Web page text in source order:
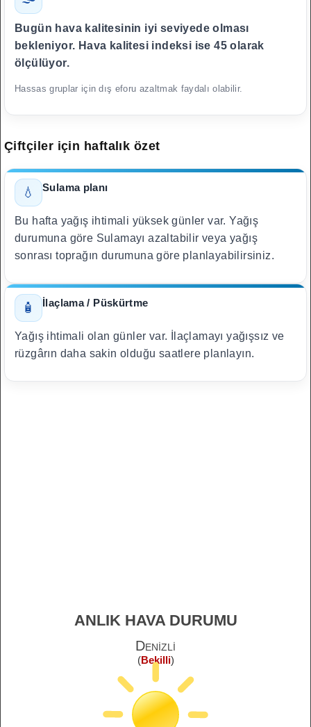
Bugün hava kalitesinin iyi seviyede olması
bekleniyor. Hava kalitesi indeksi ise 45 olarak
ölçülüyor.
Hassas gruplar için dış eforu azaltmak faydalı olabilir.
Çiftçiler için haftalık özet
💧 Sulama planı
Bu hafta yağış ihtimali yüksek günler var. Yağış
durumuna göre Sulamayı azaltabilir veya yağış
sonrası toprağın durumuna göre planlayabilirsiniz.
🧴 İlaçlama / Püskürtme
Yağış ihtimali olan günler var. İlaçlamayı yağışsız ve
rüzgârın daha sakin olduğu saatlere planlayın.
ANLIK HAVA DURUMU
Denizli
(Bekilli)